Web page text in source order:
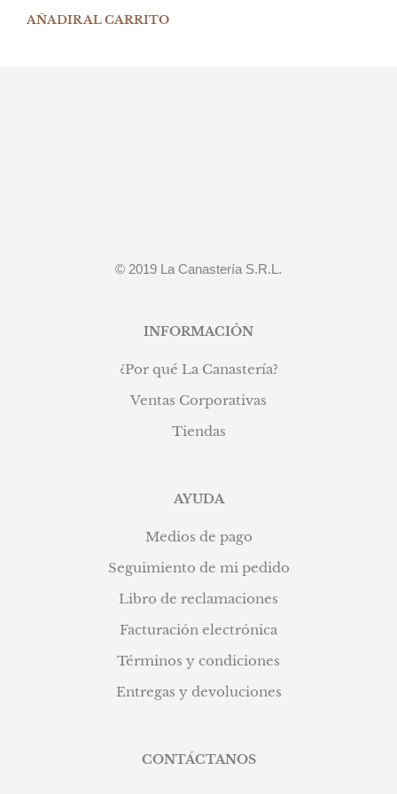
AÑADIR AL CARRITO
© 2019 La Canastería S.R.L.
INFORMACIÓN
¿Por qué La Canastería?
Ventas Corporativas
Tiendas
AYUDA
Medios de pago
Seguimiento de mi pedido
Libro de reclamaciones
Facturación electrónica
Términos y condiciones
Entregas y devoluciones
CONTÁCTANOS